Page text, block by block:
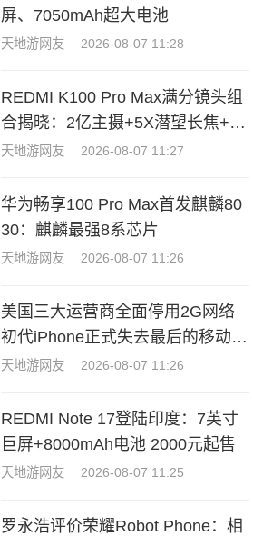
屏、7050mAh超大电池
天地游网友 2026-08-07 11:28
REDMI K100 Pro Max满分镜头组
合揭晓：2亿主摄+5X潜望长焦+50
MP超广角
天地游网友 2026-08-07 11:27
华为畅享100 Pro Max首发麒麟80
30：麒麟最强8系芯片
天地游网友 2026-08-07 11:26
美国三大运营商全面停用2G网络
初代iPhone正式失去最后的移动网
络支持
天地游网友 2026-08-07 11:26
REDMI Note 17登陆印度：7英寸
巨屏+8000mAh电池 2000元起售
天地游网友 2026-08-07 11:25
罗永浩评价荣耀Robot Phone：相